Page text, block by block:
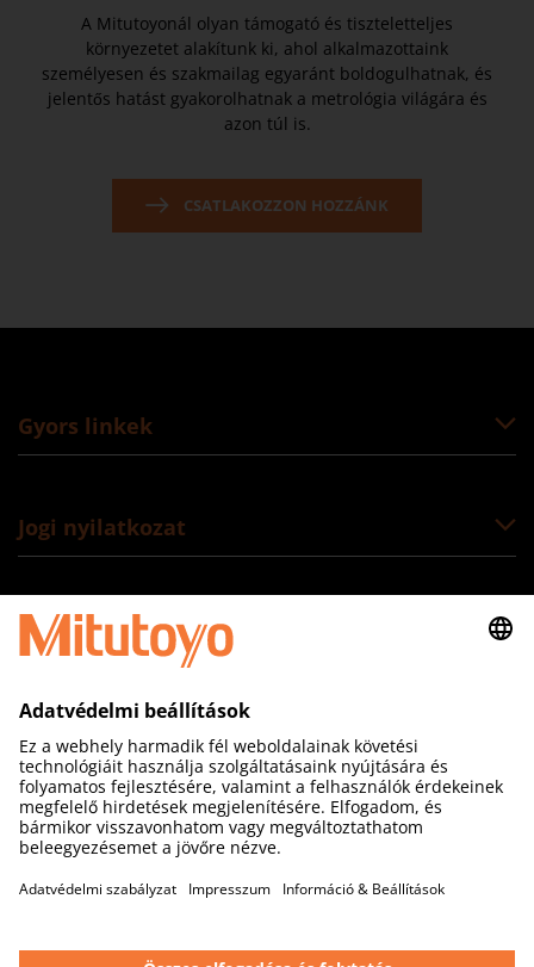
A Mitutoyonál olyan támogató és tiszteletteljes
környezetet alakítunk ki, ahol alkalmazottaink
személyesen és szakmailag egyaránt boldogulhatnak, és
jelentős hatást gyakorolhatnak a metrológia világára és
azon túl is.
CSATLAKOZZON HOZZÁNK
Gyors linkek
Jogi nyilatkozat
Kövessen minket
Mitutoyo Hungária Kft
Galamb József utca 9.
2000 Szentendre